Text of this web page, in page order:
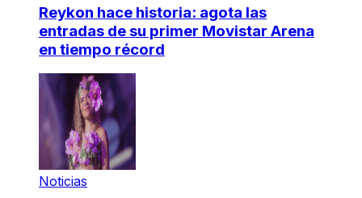
Reykon hace historia: agota las
entradas de su primer Movistar Arena
en tiempo récord
Noticias